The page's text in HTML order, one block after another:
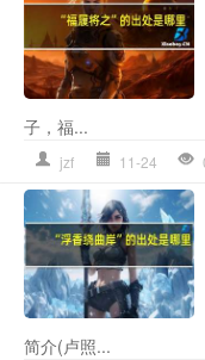
子，福...
jzf 11-24
简介(卢照...